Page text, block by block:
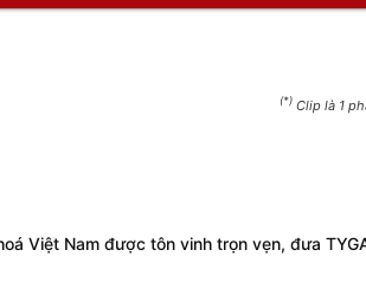
(*) Clip là 1
Việt Nam được tôn vinh trọn vẹn, đưa